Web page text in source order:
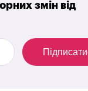
змін від